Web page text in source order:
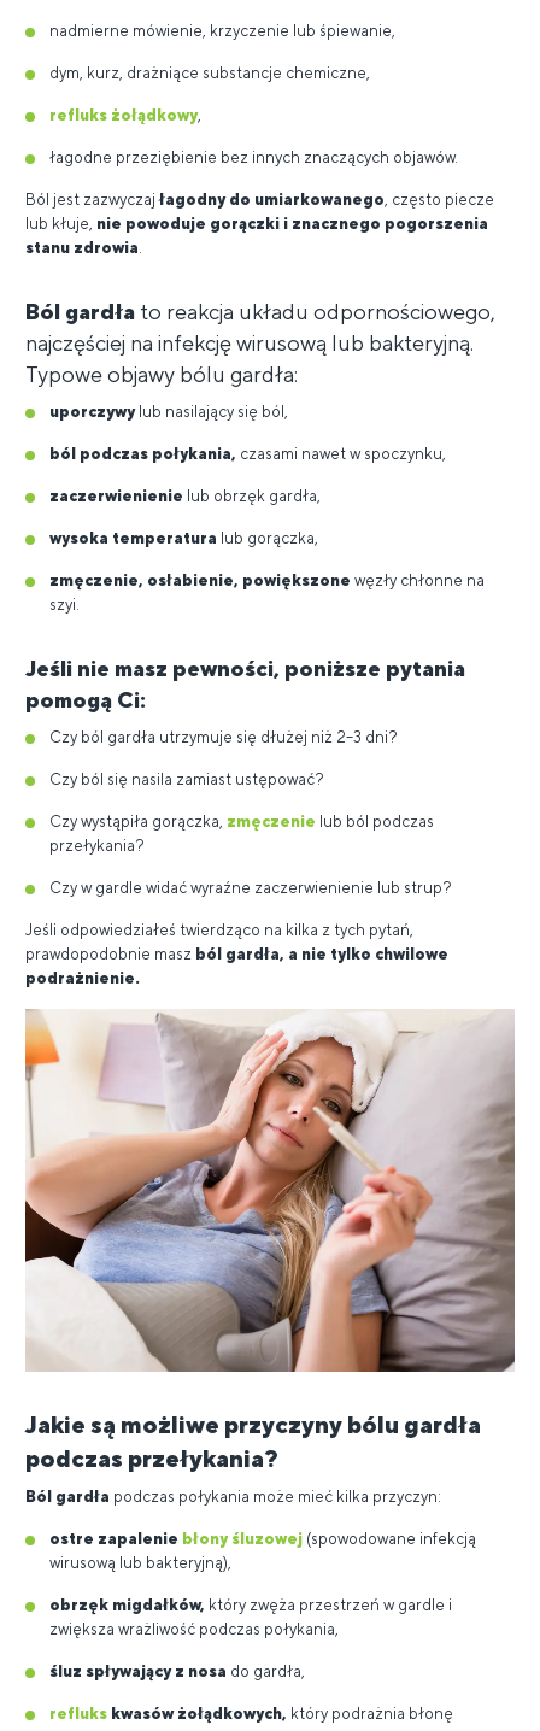
nadmierne mówienie, krzyczenie lub śpiewanie,
dym, kurz, drażniące substancje chemiczne,
refluks żołądkowy,
łagodne przeziębienie bez innych znaczących objawów.
Ból jest zazwyczajłagodny do umiarkowanego, często piecze
lub kłuje, nie powoduje gorączki i znacznego pogorszenia
stanu zdrowia.
Ból gardła to reakcja układu odpornościowego,
najczęściej na infekcję wirusową lub bakteryjną.
Typowe objawy bólu gardła:
uporczywylub nasilający się ból,
ból podczas połykania, czasami nawet w spoczynku,
zaczerwienienie lub obrzęk gardła,
wysoka temperatura lub gorączka,
zmęczenie, osłabienie, powiększone węzły chłonne na
szyi.
Jeśli nie masz pewności, poniższe pytania
pomogą Ci:
Czy ból gardła utrzymuje się dłużej niż 2–3 dni?
Czy ból się nasila zamiast ustępować?
Czy wystąpiła gorączka, zmęczenie lub ból podczas
przełykania?
Czy w gardle widać wyraźne zaczerwienienie lub strup?
Jeśli odpowiedziałeś twierdząco na kilka z tych pytań,
prawdopodobnie masz ból gardła, a nie tylko chwilowe
podrażnienie.
Jakie są możliwe przyczyny bólu gardła
podczas przełykania?
Ból gardła podczas połykania może mieć kilka przyczyn:
ostre zapalenie błony śluzowej (spowodowane infekcją
wirusową lub bakteryjną),
obrzęk migdałków, który zwęża przestrzeń w gardle i
zwiększa wrażliwość podczas połykania,
śluz spływający z nosa do gardła,
refluks kwasów żołądkowych, który podrażnia błonę